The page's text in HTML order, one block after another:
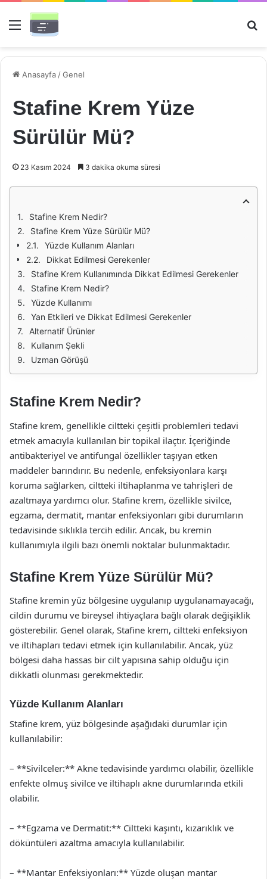
Menü
Anasayfa /Genel
Stafine Krem Yüze
Sürülür Mü?
23 Kasım 2024 3 dakika okuma süresi
Stafine Krem Nedir?
Stafine Krem Yüze Sürülür Mü?
Yüzde Kullanım Alanları
Dikkat Edilmesi Gerekenler
Stafine Krem Kullanımında Dikkat Edilmesi Gerekenler
Stafine Krem Nedir?
Yüzde Kullanımı
Yan Etkileri ve Dikkat Edilmesi Gerekenler
Alternatif Ürünler
Kullanım Şekli
Uzman Görüşü
Stafine Krem Nedir?
Stafine krem, genellikle ciltteki çeşitli problemleri tedavi
etmek amacıyla kullanılan bir topikal ilaçtır. İçeriğinde
antibakteriyel ve antifungal özellikler taşıyan etken
maddeler barındırır. Bu nedenle, enfeksiyonlara karşı
koruma sağlarken, ciltteki iltihaplanma ve tahrişleri de
azaltmaya yardımcı olur. Stafine krem, özellikle sivilce,
egzama, dermatit, mantar enfeksiyonları gibi durumların
tedavisinde sıklıkla tercih edilir. Ancak, bu kremin
kullanımıyla ilgili bazı önemli noktalar bulunmaktadır.
Stafine Krem Yüze Sürülür Mü?
Stafine kremin yüz bölgesine uygulanıp uygulanamayacağı,
cildin durumu ve bireysel ihtiyaçlara bağlı olarak değişiklik
gösterebilir. Genel olarak, Stafine krem, ciltteki enfeksiyon
ve iltihapları tedavi etmek için kullanılabilir. Ancak, yüz
bölgesi daha hassas bir cilt yapısına sahip olduğu için
dikkatli olunması gerekmektedir.
Yüzde Kullanım Alanları
Stafine krem, yüz bölgesinde aşağıdaki durumlar için
kullanılabilir:
– **Sivilceler:** Akne tedavisinde yardımcı olabilir, özellikle
enfekte olmuş sivilce ve iltihaplı akne durumlarında etkili
olabilir.
– **Egzama ve Dermatit:** Ciltteki kaşıntı, kızarıklık ve
döküntüleri azaltma amacıyla kullanılabilir.
– **Mantar Enfeksiyonları:** Yüzde oluşan mantar